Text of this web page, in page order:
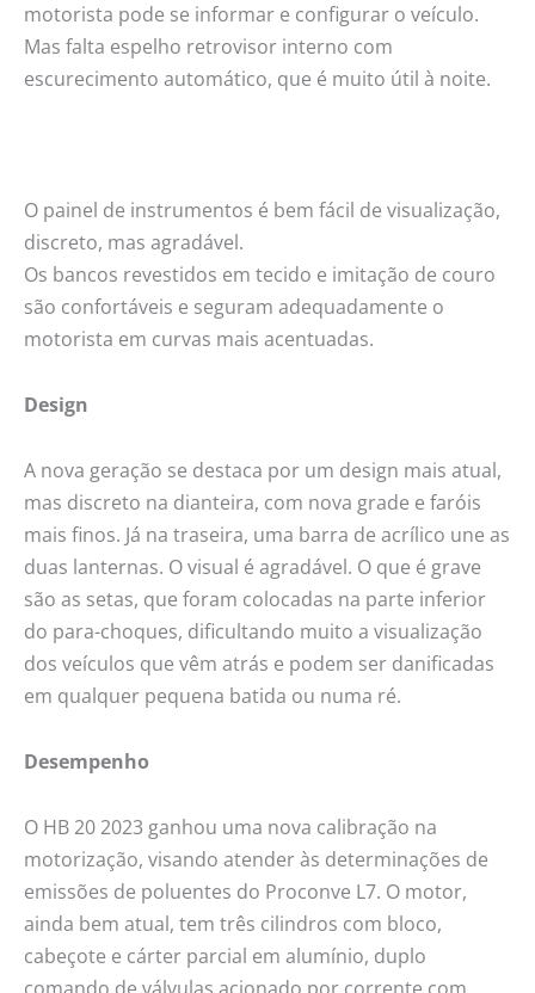
motorista pode se informar e configurar o veículo.
Mas falta espelho retrovisor interno com
escurecimento automático, que é muito útil à noite.
O painel de instrumentos é bem fácil de visualização,
discreto, mas agradável.
Os bancos revestidos em tecido e imitação de couro
são confortáveis e seguram adequadamente o
motorista em curvas mais acentuadas.
Design
A nova geração se destaca por um design mais atual,
mas discreto na dianteira, com nova grade e faróis
mais finos. Já na traseira, uma barra de acrílico une as
duas lanternas. O visual é agradável. O que é grave
são as setas, que foram colocadas na parte inferior
do para-choques, dificultando muito a visualização
dos veículos que vêm atrás e podem ser danificadas
em qualquer pequena batida ou numa ré.
Desempenho
O HB 20 2023 ganhou uma nova calibração na
motorização, visando atender às determinações de
emissões de poluentes do Proconve L7. O motor,
ainda bem atual, tem três cilindros com bloco,
cabeçote e cárter parcial em alumínio, duplo